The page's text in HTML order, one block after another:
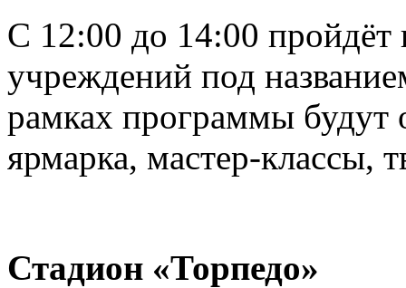
С 12:00 до 14:00 пройдёт
учреждений под
рамках программы будут
ярмарка, мастер-классы,
Стадион «Торпедо»